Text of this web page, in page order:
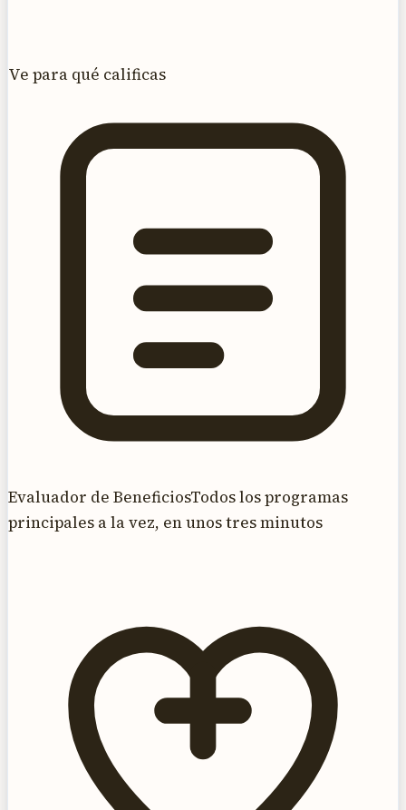
Ve para qué calificas
Evaluador de BeneficiosTodos los programas
principales a la vez, en unos tres minutos